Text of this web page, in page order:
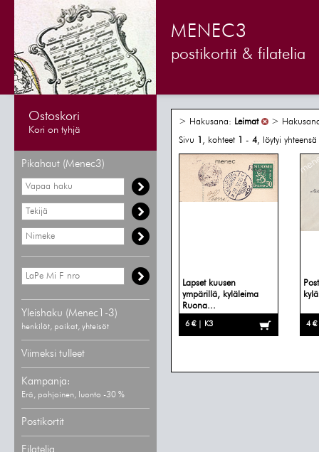
MENEC3
postikortit & filatelia
Ostoskori
Kori on tyhjä
Pikahaut (Menec3)
Yleishaku (Menec1-3)
henkilöt, paikat, yhteisöt
Viimeksi tulleet
Kampanja:
Erä, pohjoinen, luonto -30 %
Postikortit
Filatelia
> Hakusana: Leimat
>
Sivu 1 , kohteet 1 - 4, löytyi yhteensä
Lapset kuusen
ympärillä, kyläleima
Ruona...
6 € | K3 4 €